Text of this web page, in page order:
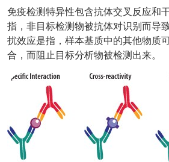
免疫检测特异性包含抗体交叉反应和
指，非目标检测物被抗体对识别而导
扰效应是指，样本基质中的其他物质
合，而阻止目标分析物被检测出来。